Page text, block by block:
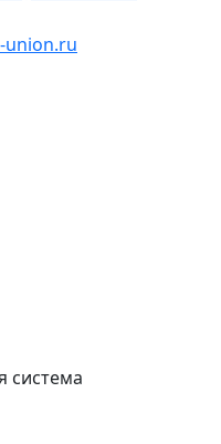
union.ru
система